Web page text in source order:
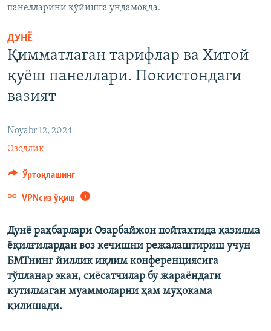
Озодлик бошқа тилларда
панелларини қўйишга ундамоқда.
ДУНË
Қимматлаган тарифлар ва Хитой
қуёш панеллари. Покистондаги
вазият
Noyabr 12, 2024
Озодлик
Ўртоқлашинг
VPNсиз ўқиш
Дунё раҳбарлари Озарбайжон пойтахтида қазилма
ёқилғилардан воз кечишни режалаштириш учун
БМТнинг йиллик иқлим конференциясига
тўпланар экан, сиёсатчилар бу жараёндаги
кутилмаган муаммоларни ҳам муҳокама
қилишади.